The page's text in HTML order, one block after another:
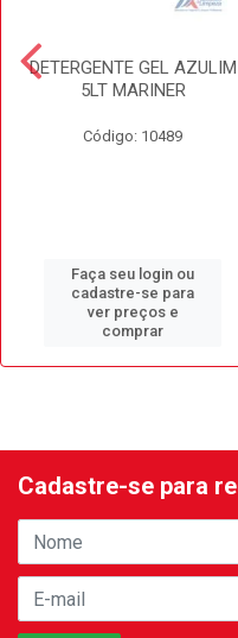
DETERGENTE GEL AZULIM
5LT MARINER
Código: 10489
Faça seu login ou
cadastre-se para
ver preços e
comprar
Cadastre-se para